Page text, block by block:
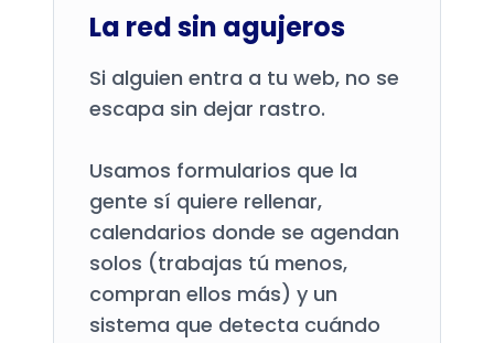
La red sin agujeros
Si alguien entra a tu web, no se
escapa sin dejar rastro.
Usamos formularios que la
gente sí quiere rellenar,
calendarios donde se agendan
solos (trabajas tú menos,
compran ellos más) y un
sistema que detecta cuándo